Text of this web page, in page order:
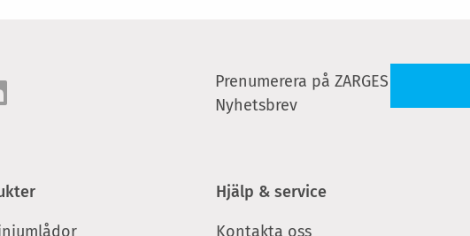
Prenumerera på ZARGES
Nyhetsbrev
Hjälp & service
Kontakta oss